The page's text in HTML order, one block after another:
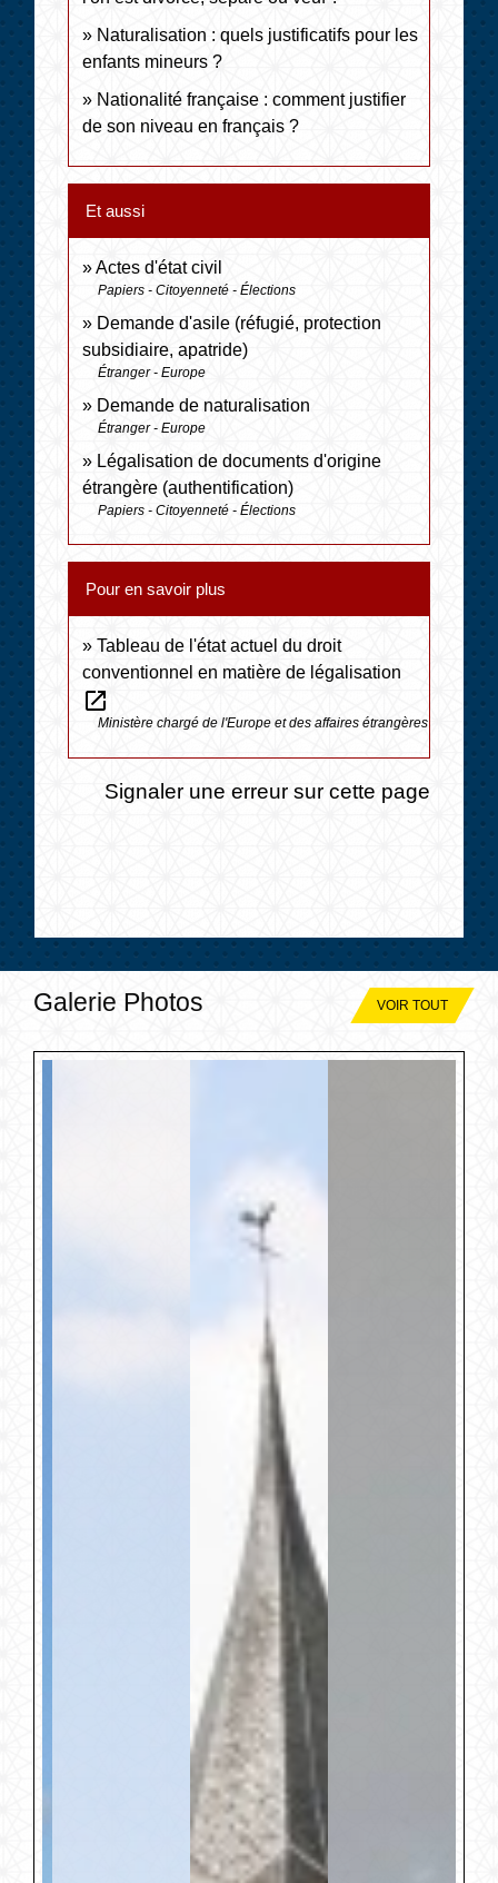
Naturalisation : quels justificatifs pour les
enfants mineurs ?
Nationalité française : comment justifier
de son niveau en français ?
Et aussi
Actes d'état civil
Papiers - Citoyenneté - Élections
Demande d'asile (réfugié, protection
subsidiaire, apatride)
Étranger - Europe
Demande de naturalisation
Étranger - Europe
Légalisation de documents d'origine
étrangère (authentification)
Papiers - Citoyenneté - Élections
Pour en savoir plus
Tableau de l'état actuel du droit
conventionnel en matière de légalisation
open_in_new
Ministère chargé de l'Europe et des affaires étrangères
Signaler une erreur sur cette page
Galerie Photos VOIR TOUT